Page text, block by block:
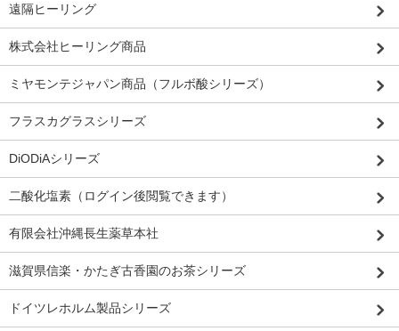
遠隔ヒーリング
株式会社ヒーリング商品
ミヤモンテジャパン商品（フルボ酸シリーズ）
フラスカグラスシリーズ
DiODiAシリーズ
二酸化塩素（ログイン後閲覧できます）
有限会社沖縄長生薬草本社
滋賀県信楽・かたぎ古香園のお茶シリーズ
ドイツレホルム製品シリーズ